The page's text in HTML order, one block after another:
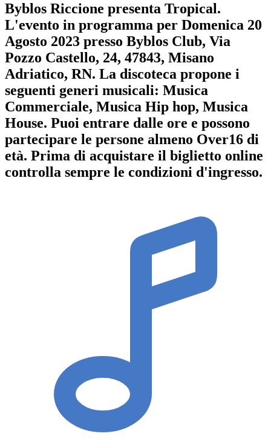
Byblos Riccione presenta Tropical.
L'evento in programma per Domenica 20
Agosto 2023 presso Byblos Club, Via
Pozzo Castello, 24, 47843, Misano
Adriatico, RN. La discoteca propone i
seguenti generi musicali: Musica
Commerciale, Musica Hip hop, Musica
House. Puoi entrare dalle ore e possono
partecipare le persone almeno Over16 di
età. Prima di acquistare il biglietto online
controlla sempre le condizioni d'ingresso.